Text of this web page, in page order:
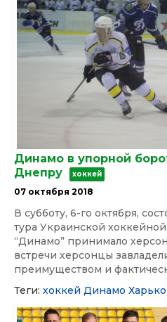
Динамо в упорной
Днепру
хоккей
07 октября 2018
В субботу, 6-го октября,
тура Украинской
“Динамо” принимало
встречи херсонцы
преимуществом и
Теги: хоккей Динамо